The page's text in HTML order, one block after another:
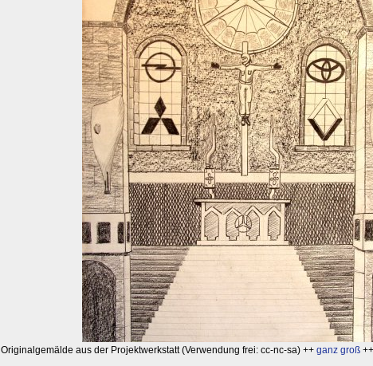
Originalgemälde aus der Projektwerkstatt (Verwendung frei: cc-nc-sa) ++ ganz groß ++